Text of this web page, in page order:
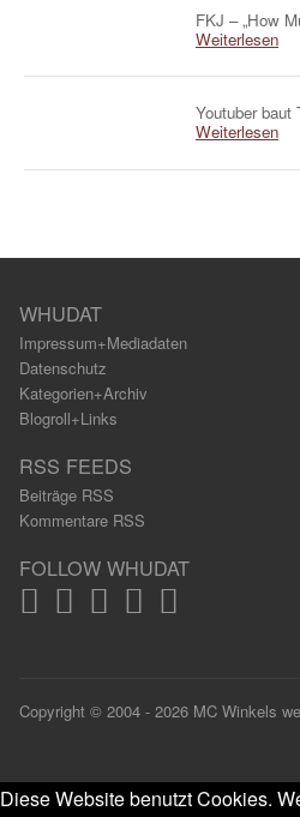
FKJ – „How
Weiterlesen
Youtuber baut
Weiterlesen
WHUDAT
Impressum+Mediadaten
Datenschutz
Kategorien+Archiv
Blogroll+Links
RSS FEEDS
Beiträge RSS
Kommentare RSS
FOLLOW WHUDAT
Copyright © 2004 - 2026 MC Winkels
Diese Website benutzt Cookies.